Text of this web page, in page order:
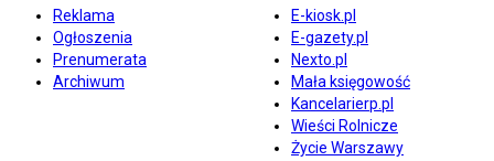
Reklama
Ogłoszenia
Prenumerata
Archiwum
E-kiosk.pl
E-gazety.pl
Nexto.pl
Mała księgowość
Kancelarierp.pl
Wieści Rolnicze
Życie Warszawy